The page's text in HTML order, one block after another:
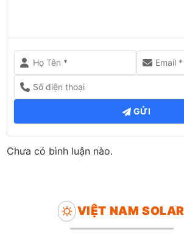
GỬI
Chưa có bình luận nào.
VIỆT NAM SOLAR